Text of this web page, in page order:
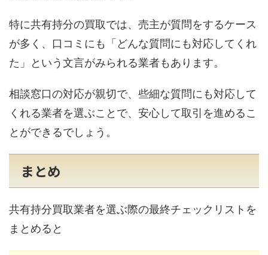
特に共有持分の買取では、売主が質問をするケース
が多く、口コミにも「どんな質問にも対応してくれ
た」という文言がみられる業者もあります。
相談窓口の対応が親切で、些細な質問にも対応して
くれる業者を選ぶことで、安心して取引を進めるこ
とができるでしょう。
まとめ
共有持分買取業者を選ぶ際の最終チェックリストを
まとめると